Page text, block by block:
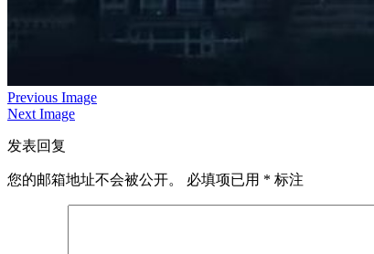
Previous Image
Next Image
发表回复
您的邮箱地址不会被公开。 必填项已用 * 标注